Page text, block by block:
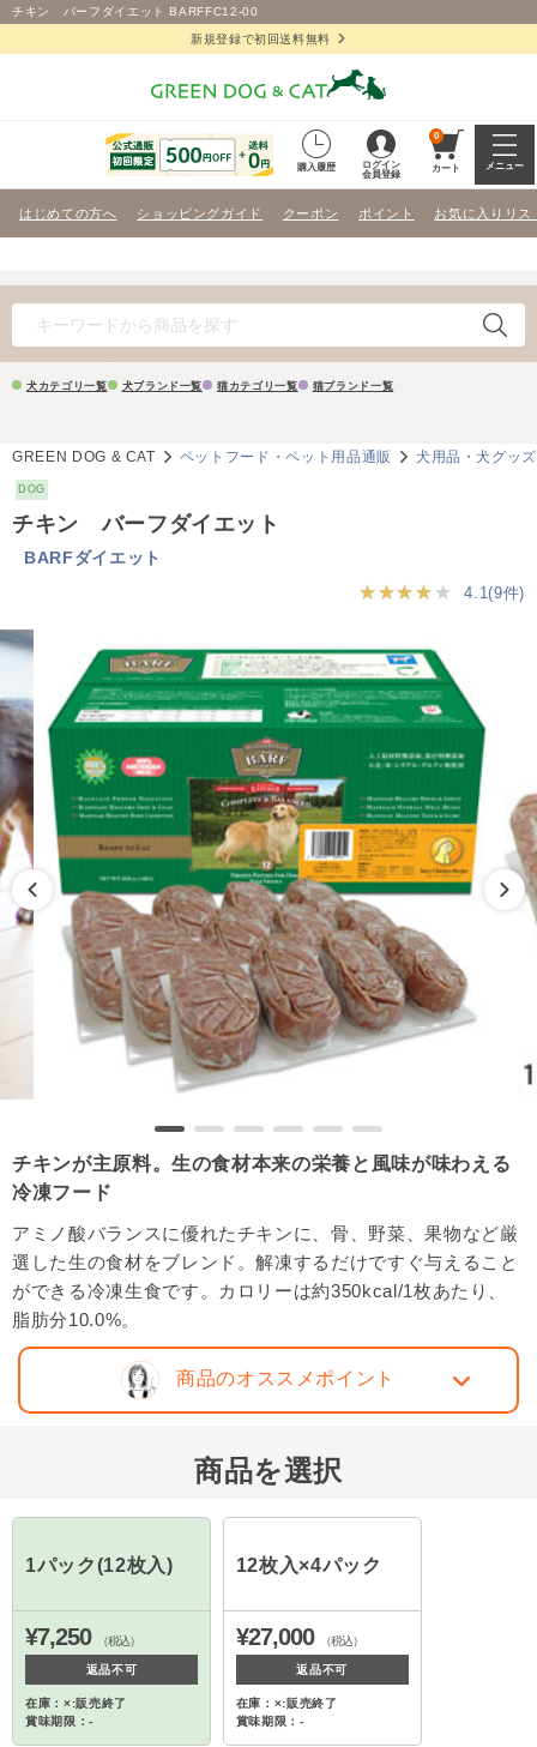
チキン バーフダイエット BARFFC12-00
新規登録で初回送料無料
購入履歴
ログイン
会員登録
0
カート メニュー
はじめての方へ ショッピングガイド クーポン ポイント お気に入りリス
犬カテゴリ一覧 犬ブランド一覧 猫カテゴリ一覧 猫ブランド一覧
GREEN DOG & CAT ペットフード・ペット用品通販 犬用品・犬グッズ
DOG
チキン バーフダイエット
BARFダイエット
★★★★★ 4.1(9件)
チキンが主原料。生の食材本来の栄養と風味が味わえる
冷凍フード
アミノ酸バランスに優れたチキンに、骨、野菜、果物など厳
選した生の食材をブレンド。解凍するだけですぐ与えること
ができる冷凍生食です。カロリーは約350kcal/1枚あたり、
脂肪分10.0%。
商品のオススメポイント
商品を選択
1パック(12枚入)
¥7,250 （税込）
返品不可
在庫：×:販売終了
賞味期限：-
12枚入×4パック
¥27,000 （税込）
返品不可
在庫：×:販売終了
賞味期限：-